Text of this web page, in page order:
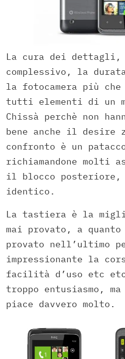
La cura dei
complessivo, la
la fotocamera più
tutti elementi di un
Chissà perchè non
bene anche il desire
confronto è un
richiamandone molti
il blocco posteriore,
identico.
La tastiera è la
mai provato, a quanto
provato nell’ultimo
impressionante la
facilità d’uso etc
troppo entusiasmo,
piace davvero molto.